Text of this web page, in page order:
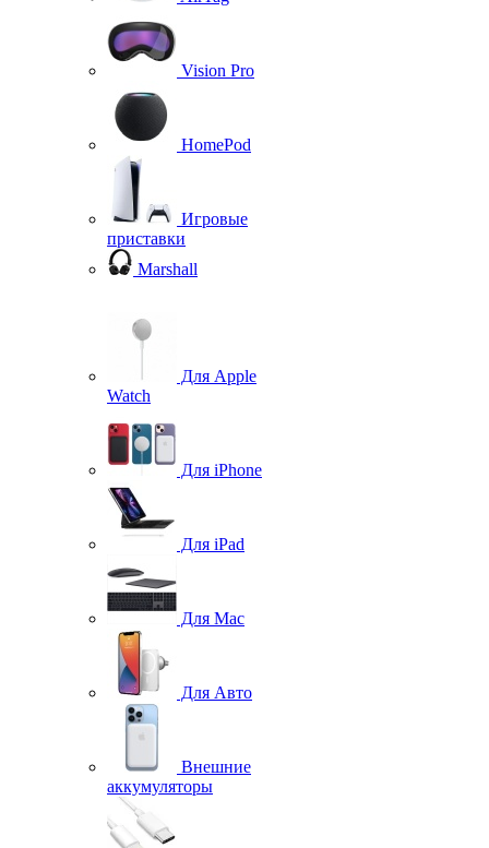
Vision Pro
HomePod
Игровые
приставки
Marshall
Для Apple
Watch
Для iPhone
Для iPad
Для Mac
Для Авто
Внешние
аккумуляторы